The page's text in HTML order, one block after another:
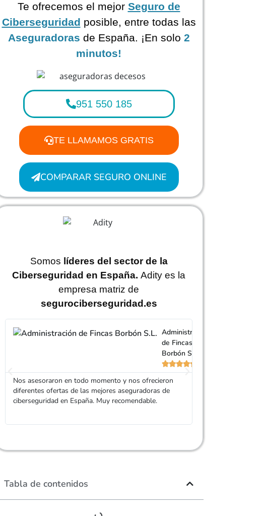
Te ofrecemos el mejor Seguro de
Ciberseguridad posible, entre todas las
Aseguradoras de España. ¡En solo 2
minutos!
951 550 185
TE LLAMAMOS GRATIS
COMPARAR SEGURO ONLINE
Somos líderes del sector de la
Ciberseguridad en España. Adity es la
empresa matriz de
segurociberseguridad.es
Administración
de Fincas
Borbón S.L.

Nos asesoraron en todo momento y nos ofrecieron
diferentes ofertas de las mejores aseguradoras de
ciberseguridad en España. Muy recomendable.
Tabla de contenidos